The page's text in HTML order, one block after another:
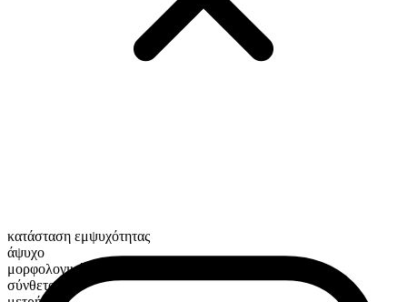
κατάσταση εμψυχότητας
άψυχο
μορφολογική σύνθεση
σύνθετο